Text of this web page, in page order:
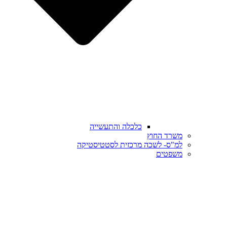
כלכלה והתעשייה
משרד החוץ
למ"ס- לשכה מרכזית לסטטיסטיקה
משפטים